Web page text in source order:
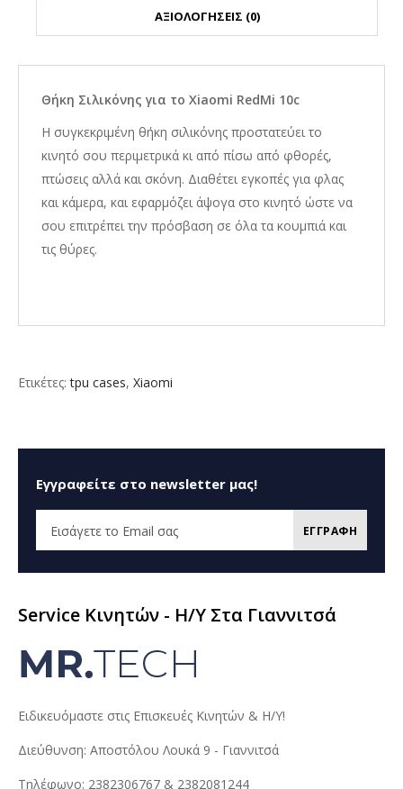
ΑΞΙΟΛΟΓΗΣΕΙΣ (0)
Θήκη Σιλικόνης για το Xiaomi RedMi 10c
Η συγκεκριμένη θήκη σιλικόνης προστατεύει το
κινητό σου περιμετρικά κι από πίσω από φθορές,
πτώσεις αλλά και σκόνη. Διαθέτει εγκοπές για φλας
και κάμερα, και εφαρμόζει άψογα στο κινητό ώστε να
σου επιτρέπει την πρόσβαση σε όλα τα κουμπιά και
τις θύρες.
Ετικέτες:tpu cases, Xiaomi
Εγγραφείτε στο newsletter μας!
ΕΓΓΡΑΦΗ
Service Κινητών - H/Y Στα Γιαννιτσά
Ειδικευόμαστε στις Επισκευές Κινητών & Η/Υ!
Διεύθυνση: Αποστόλου Λουκά 9 - Γιαννιτσά
Τηλέφωνο: 2382306767 & 2382081244